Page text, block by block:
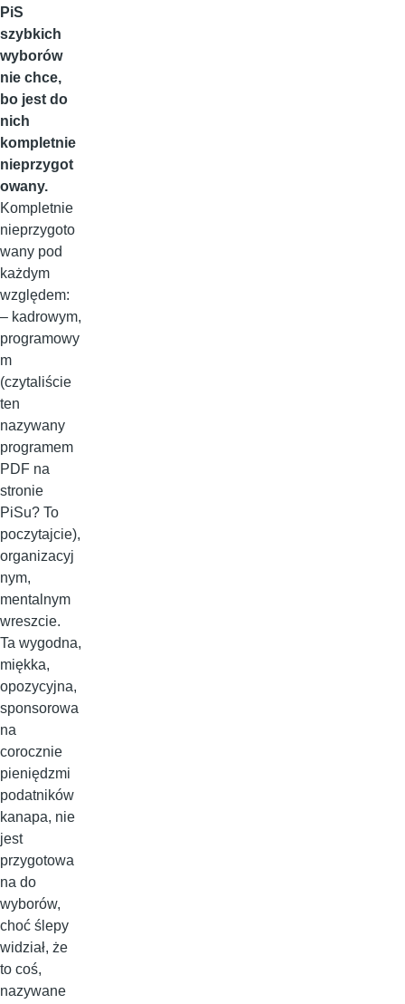
PiS
szybkich
wyborów
nie chce,
bo jest do
nich
kompletnie
nieprzygot
owany.
Kompletnie
nieprzygoto
wany pod
każdym
względem:
– kadrowym,
programowy
m
(czytaliście
ten
nazywany
programem
PDF na
stronie
PiSu? To
poczytajcie),
organizacyj
nym,
mentalnym
wreszcie.
Ta wygodna,
miękka,
opozycyjna,
sponsorowa
na
corocznie
pieniędzmi
podatników
kanapa, nie
jest
przygotowa
na do
wyborów,
choć ślepy
widział, że
to coś,
nazywane